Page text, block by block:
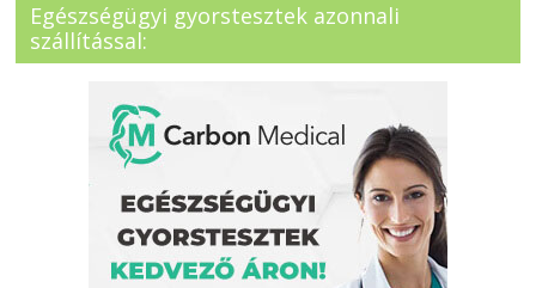
Egészségügyi gyorstesztek azonnali
szállítással: